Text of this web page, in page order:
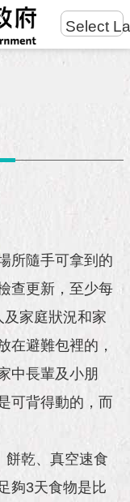
Select
所隨手可拿到的
查更新，至少每
家庭狀況和家
在避難包裡的，
中長輩及小朋
可背得動的，而
餅乾、真空速食
夠3天食物是比